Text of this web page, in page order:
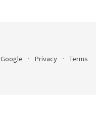
Google Privacy Terms